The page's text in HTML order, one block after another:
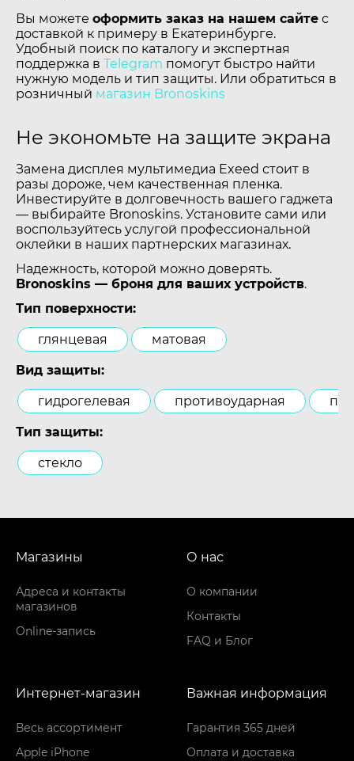
Вы можете оформить заказ на нашем сайте с
доставкой к примеру в Екатеринбурге.
Удобный поиск по каталогу и экспертная
поддержка в Telegram помогут быстро найти
нужную модель и тип защиты. Или обратиться в
розничный магазин Bronoskins
Не экономьте на защите экрана
Замена дисплея мультимедиа Exeed стоит в
разы дороже, чем качественная пленка.
Инвестируйте в долговечность вашего гаджета
— выбирайте Bronoskins. Установите сами или
воспользуйтесь услугой профессиональной
оклейки в наших партнерских магазинах.
Надежность, которой можно доверять.
Bronoskins — броня для ваших устройств.
Тип поверхности:
глянцевая матовая
Вид защиты:
гидрогелевая противоударная
Тип защиты:
стекло
Магазины
Адреса и контакты
магазинов
Online-запись
О нас
О компании
Контакты
FAQ и Блог
Интернет-магазин
Весь ассортимент
Apple iPhone
Важная информация
Гарантия 365 дней
Оплата и доставка